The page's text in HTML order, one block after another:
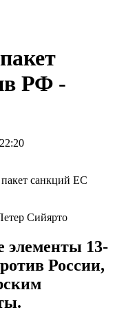
РФ -
Сийярто
элементы 13-
России,